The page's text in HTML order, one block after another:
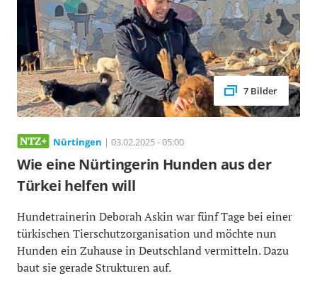
7 Bilder
Nürtingen | 03.02.2025 - 05:00
Wie eine Nürtingerin Hunden aus der
Türkei helfen will
Hundetrainerin Deborah Askin war fünf Tage bei einer
türkischen Tierschutzorganisation und möchte nun
Hunden ein Zuhause in Deutschland vermitteln. Dazu
baut sie gerade Strukturen auf.